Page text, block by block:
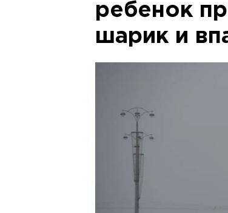
ребенок
шарик и